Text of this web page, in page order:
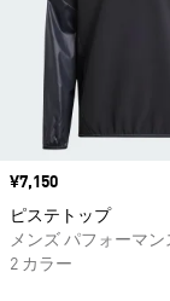
価格
¥7,150
ピステトップ
メンズ パフォーマン
2 カラー